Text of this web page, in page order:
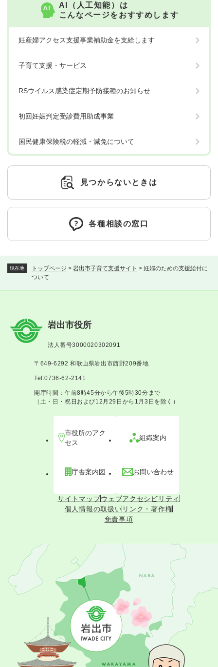
現在地 トップページ > 岩出市子育て支援サイト > 妊婦のための支援給付に
ついて
AI（人工知能）は
こんなページをおすすめします
妊産婦アクセス支援事業補助金を支給します
子育て支援・サービス
RSウイルス感染症定期予防接種のお知らせ
初回妊娠判定受診費用助成事業
国民健康保険税の軽減・減免について
見つからないときは
各種相談の窓口
岩出市役所
法人番号3000020302091
〒649-6292 和歌山県岩出市西野209番地
Tel:0736-62-2141
開庁時間：午前8時45分から午後5時30分まで
（土・日・祝日および12月29日から1月3日を除く）
市役所のアク
セス
組織案内
庁舎案内図 お問い合わせ
サイトマップウェブアクセシビリティ
個人情報の取扱い リンク・著作権
免責事項